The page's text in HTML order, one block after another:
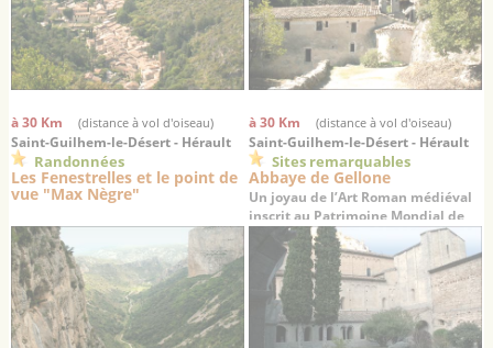
à 30 Km (distance à vol d'oiseau)
Saint-Guilhem-le-Désert - Hérault
Randonnées
Les Fenestrelles et le point de
vue "Max Nègre"
à 30 Km (distance à vol d'oiseau)
Saint-Guilhem-le-Désert - Hérault
Sites remarquables
Abbaye de Gellone
Un joyau de l’Art Roman médiéval
inscrit au Patrimoine Mondial de
l’UNESCO